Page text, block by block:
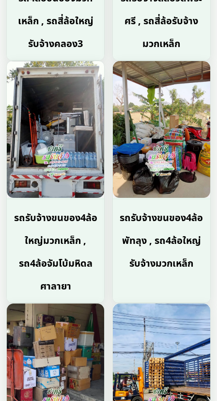
เหล็ก , รถสี่ล้อใหญ่
รับจ้างคลอง3
ศรี , รถสี่ล้อรับจ้าง
มวกเหล็ก
รถรับจ้างขนของ4ล้อ
ใหญ่มวกเหล็ก ,
รถ4ล้อจัมโบ้มหิดล
ศาลายา
รถรับจ้างขนของ4ล้อ
พัทลุง , รถ4ล้อใหญ่
รับจ้างมวกเหล็ก